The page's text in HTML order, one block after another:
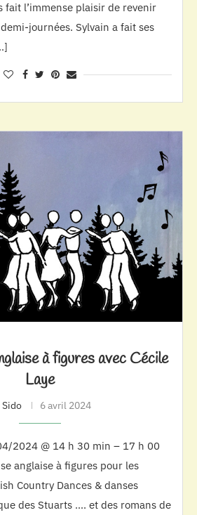
fait l’immense plaisir de revenir
journées. Sylvain a fait ses
à figures avec Cécile
Laye
Sido 6 avril 2024
2024 @ 14 h 30 min – 17 h 00
anglaise à figures pour les
Country Dances & danses
des Stuarts …. et des romans de